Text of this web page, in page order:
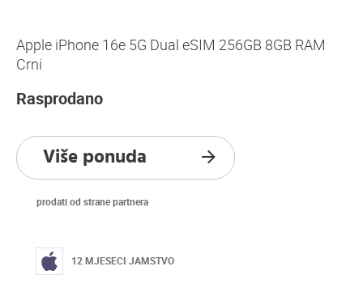
Apple iPhone 16e 5G Dual eSIM 256GB 8GB RAM
Crni
Rasprodano
Više ponuda
prodati od strane partnera
12 MJESECI JAMSTVO